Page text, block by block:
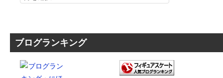
ブログランキング